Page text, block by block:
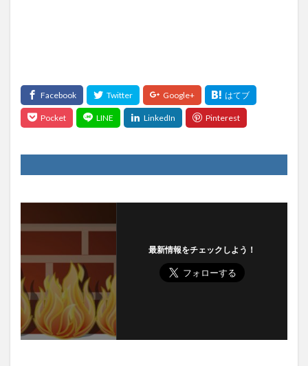
帯
(DMZ)
3
ウド
こう
た知
不要
とな
って
しま
っ
最新情報をチェックしよう！